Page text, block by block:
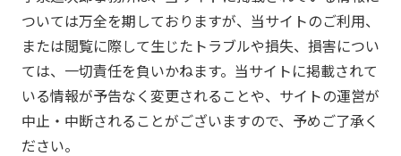
ついては万全を期しておりますが、当サイトのご利用、
または閲覧に際して生じたトラブルや損失、損害につい
ては、一切責任を負いかねます。当サイトに掲載されて
いる情報が予告なく変更されることや、サイトの運営が
中止・中断されることがございますので、予めご了承く
ださい。